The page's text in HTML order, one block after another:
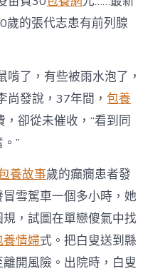
的張代志患有前列腺
啃了，有些被雨水泡了，
尚發說，37年間，包養
卻從未催收，“看到同
”
養故事歲的癲癇患者發
雪駕車一個多小時，她
，試圖在單戀傻氣中找
養情婦式。把白叟送到縣
開風險。出院時，白叟